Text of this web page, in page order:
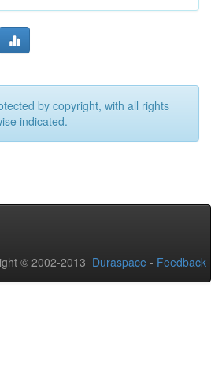
by copyright, with all rights
indicated.
© 2002-2013 Duraspace - Feedback